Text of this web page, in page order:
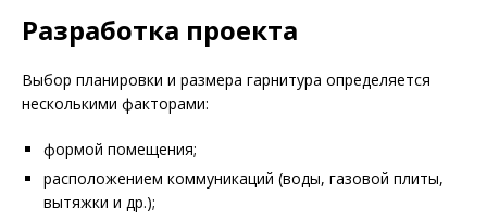
Разработка проекта
Выбор планировки и размера гарнитура определяется
несколькими факторами:
формой помещения;
расположением коммуникаций (воды, газовой плиты,
вытяжки и др.);